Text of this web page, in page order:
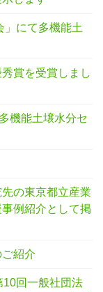
」にて多機能土
賞を受賞しまし
機能土壌水分セ
の東京都立産業
例紹介として掲
紹介
10回一般社団法